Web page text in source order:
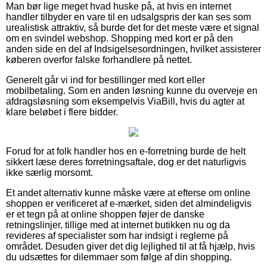
Man bør lige meget hvad huske på, at hvis en internet
handler tilbyder en vare til en udsalgspris der kan ses som
urealistisk attraktiv, så burde det for det meste være et signal
om en svindel webshop. Shopping med kort er på den
anden side en del af Indsigelsesordningen, hvilket assisterer
køberen overfor falske forhandlere på nettet.
Generelt går vi ind for bestillinger med kort eller
mobilbetaling. Som en anden løsning kunne du overveje en
afdragsløsning som eksempelvis ViaBill, hvis du agter at
klare beløbet i flere bidder.
Forud for at folk handler hos en e-forretning burde de helt
sikkert læse deres forretningsaftale, dog er det naturligvis
ikke særlig morsomt.
Et andet alternativ kunne måske være at efterse om online
shoppen er verificeret af e-mærket, siden det almindeligvis
er et tegn på at online shoppen føjer de danske
retningslinjer, tillige med at internet butikken nu og da
revideres af specialister som har indsigt i reglerne på
området. Desuden giver det dig lejlighed til at få hjælp, hvis
du udsættes for dilemmaer som følge af din shopping.